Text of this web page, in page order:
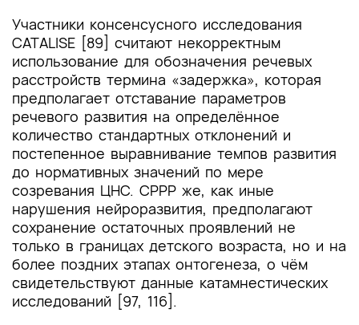
Участники консенсусного исследования
CATALISE [89] считают некорректным
использование для обозначения речевых
расстройств термина «задержка», которая
предполагает отставание параметров
речевого развития на определённое
количество стандартных отклонений и
постепенное выравнивание темпов развития
до нормативных значений по мере
созревания ЦНС. СРРР же, как иные
нарушения нейроразвития, предполагают
сохранение остаточных проявлений не
только в границах детского возраста, но и на
более поздних этапах онтогенеза, о чём
свидетельствуют данные катамнестических
исследований [97, 116].